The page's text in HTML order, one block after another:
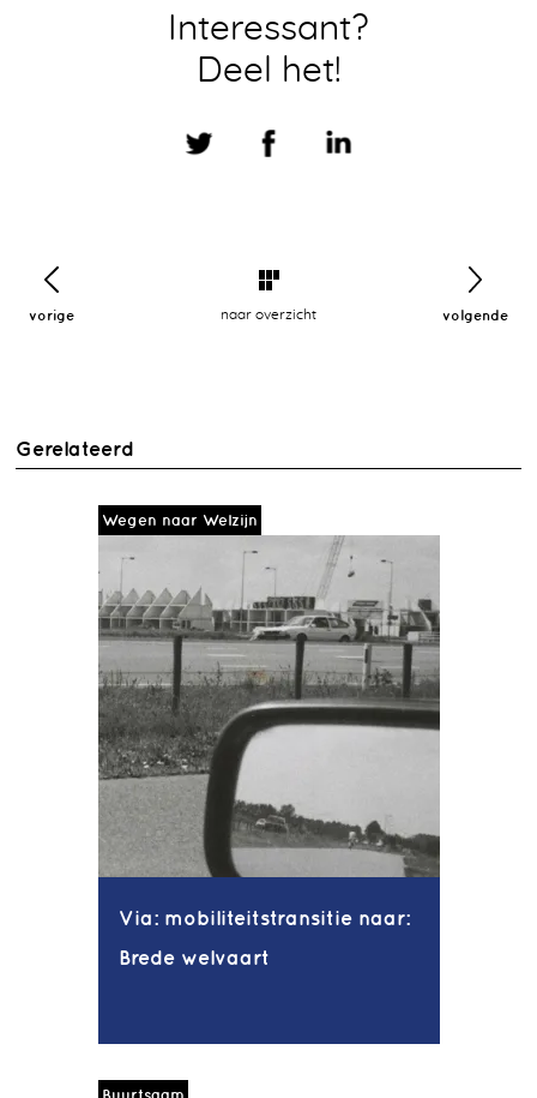
Interessant?
Deel het!
vorige naar overzicht volgende
Gerelateerd
Wegen naar Welzijn
Via: mobiliteitstransitie naar:
Brede welvaart